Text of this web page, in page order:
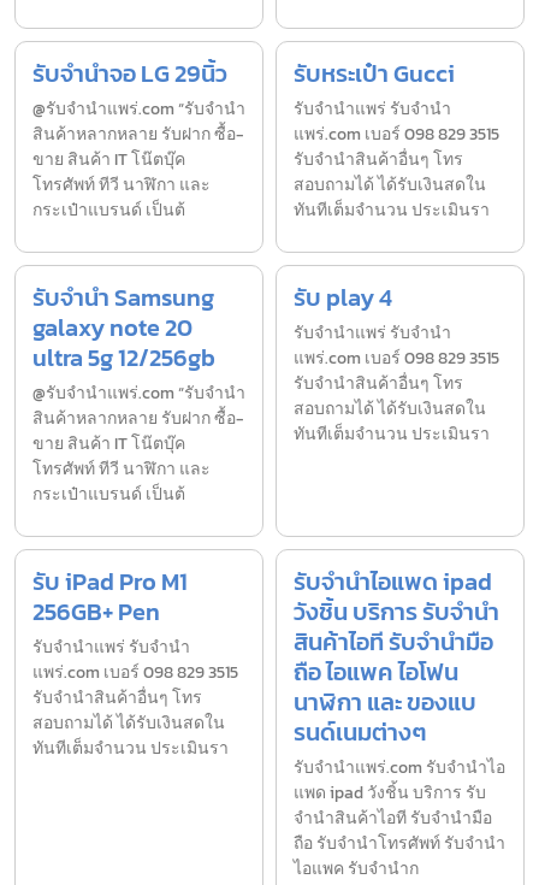
รับจำนำจอ LG 29นิ้ว
@รับจำนำแพร่.com “รับจำนำ
สินค้าหลากหลาย รับฝาก ซื้อ-
ขาย สินค้า IT โน๊ตบุ๊ค
โทรศัพท์ ทีวี นาฬิกา และ
กระเป๋าแบรนด์ เป็นต้
รับหระเป๋า Gucci
รับจํานำแพร่ รับจํานํา
แพร่.com เบอร์ 098 829 3515
รับจำนำสินค้าอื่นๆ โทร
สอบถามได้ ได้รับเงินสดใน
ทันทีเต็มจำนวน ประเมินรา
รับจำนำ Samsung
galaxy note 20
ultra 5g 12/256gb
@รับจำนำแพร่.com “รับจำนำ
สินค้าหลากหลาย รับฝาก ซื้อ-
ขาย สินค้า IT โน๊ตบุ๊ค
โทรศัพท์ ทีวี นาฬิกา และ
กระเป๋าแบรนด์ เป็นต้
รับ play 4
รับจํานำแพร่ รับจํานํา
แพร่.com เบอร์ 098 829 3515
รับจำนำสินค้าอื่นๆ โทร
สอบถามได้ ได้รับเงินสดใน
ทันทีเต็มจำนวน ประเมินรา
รับ iPad Pro M1
256GB+ Pen
รับจํานำแพร่ รับจํานํา
แพร่.com เบอร์ 098 829 3515
รับจำนำสินค้าอื่นๆ โทร
สอบถามได้ ได้รับเงินสดใน
ทันทีเต็มจำนวน ประเมินรา
รับจำนำไอแพด ipad
วังชิ้น บริการ รับจำนำ
สินค้าไอที รับจำนำมือ
ถือ ไอแพค ไอโฟน
นาฬิกา และ ของแบ
รนด์เนมต่างๆ
รับจํานําแพร่.com รับจำนำไอ
แพด ipad วังชิ้น บริการ รับ
จำนำสินค้าไอที รับจำนำมือ
ถือ รับจำนำโทรศัพท์ รับจำนำ
ไอแพค รับจำนำก